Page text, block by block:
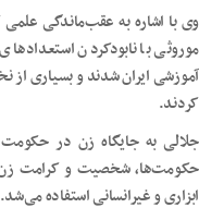
وی با اشاره به عقب‌ماندگی
موروثی با نابودکردن
آموزشی ایران شدند و بسیاری از
کردند.
جلالی به جایگاه زن در
حکومت‌ها، شخصیت و کرامت زن
ابزاری و غیرانسانی استفاده می‌شد.